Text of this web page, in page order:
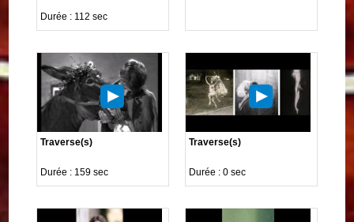
Durée : 112 sec
Traverse(s)
Durée : 159 sec
Traverse(s)
Durée : 0 sec